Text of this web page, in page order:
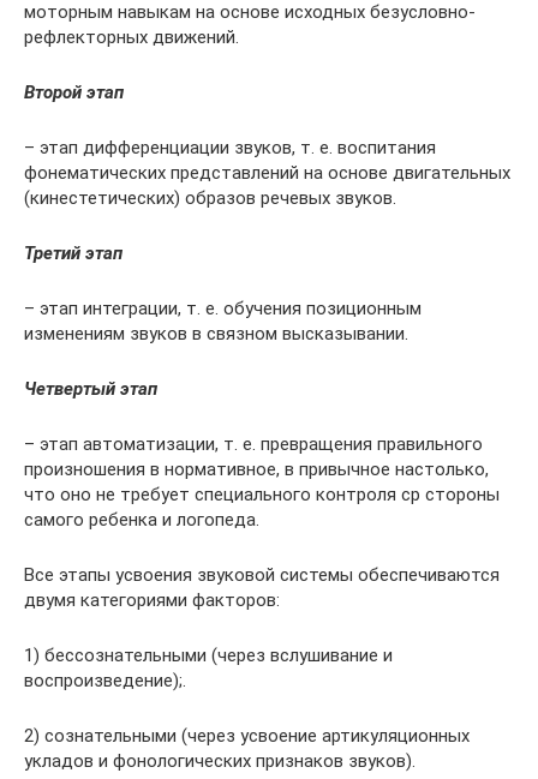
моторным навыкам на основе исходных безусловно-
рефлекторных движений.
Второй этап
– этап дифференциации звуков, т. е. воспитания
фонематических представлений на основе двигательных
(кинестетических) образов речевых звуков.
Третий этап
– этап интеграции, т. е. обучения позиционным
изменениям звуков в связном высказывании.
Четвертый этап
– этап автоматизации, т. е. превращения правильного
произношения в нормативное, в привычное настолько,
что оно не требует специального контроля ср стороны
самого ребенка и логопеда.
Все этапы усвоения звуковой системы обеспечиваются
двумя категориями факторов:
1) бессознательными (через вслушивание и
воспроизведение);.
2) сознательными (через усвоение артикуляционных
укладов и фонологических признаков звуков).